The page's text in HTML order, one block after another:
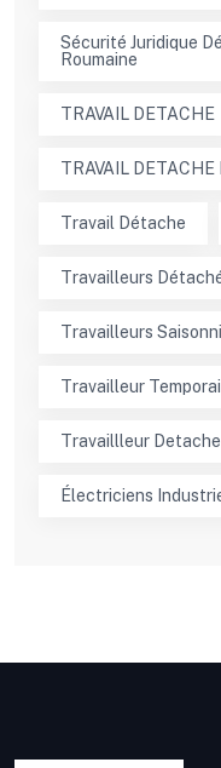
Sécurité Juridique
Roumaine
TRAVAIL DETACHE
TRAVAIL DETACHE
Travail Détache
Travailleurs
Travailleurs
Travailleur
Travaillleur
Électriciens